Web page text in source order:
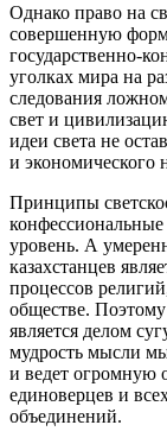
Однако право на
совершенную
государственно-
уголках мира на
следования
свет и
идеи света не
и экономического
Принципы
уровень. А
казахстанцев
процессов
обществе. Поэтому
является делом
мудрость мысли
и ведет огромную
единоверцев и
объединений.